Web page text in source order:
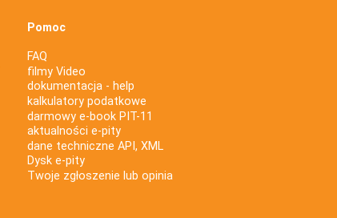
Pomoc
FAQ
filmy Video
dokumentacja - help
kalkulatory podatkowe
darmowy e-book PIT-11
aktualności e-pity
dane techniczne API, XML
Dysk e-pity
Twoje zgłoszenie lub opinia